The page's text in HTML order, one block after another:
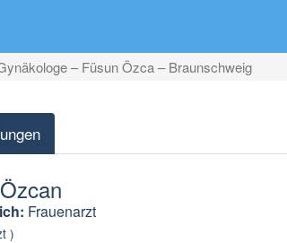
– Füsun Özca – Braunschweig
Frauenarzt
)